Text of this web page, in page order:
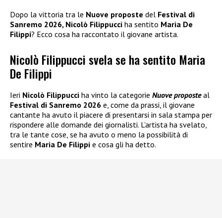
Dopo la vittoria tra le Nuove proposte del Festival di
Sanremo 2026, Nicolò Filippucci ha sentito Maria De
Filippi? Ecco cosa ha raccontato il giovane artista.
Nicolò Filippucci svela se ha sentito Maria
De Filippi
Ieri Nicolò Filippucci ha vinto la categorie Nuove proposteal
Festival di Sanremo 2026 e, come da prassi, il giovane
cantante ha avuto il piacere di presentarsi in sala stampa per
rispondere alle domande dei giornalisti. L’artista ha svelato,
tra le tante cose, se ha avuto o meno la possibilità di
sentire Maria De Filippi e cosa gli ha detto.